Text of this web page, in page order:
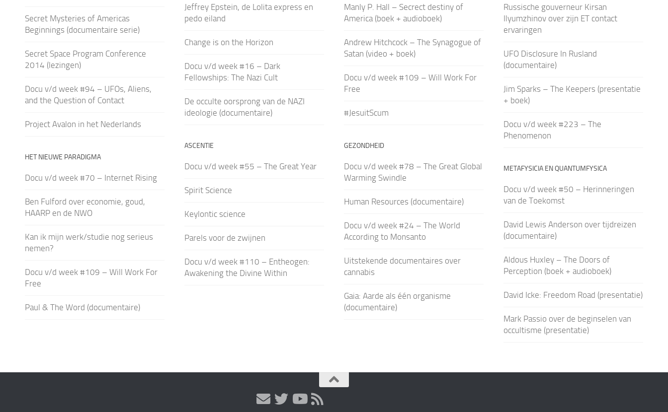
Secret Mysteries of Americas
Beginnings (documentaire serie)
Secret Space Program Conference
2014 (lezingen)
Docu v/d week #94 – UFOs, Aliens,
and the Question of Contact
Project Avalon in het Nederlands
HET NIEUWE PARADIGMA
Docu v/d week #70 – Internet Rising
Ben Fulford over economie, goud,
HAARP en de NWO
Kan ik mijn werk/studie nog serieus
nemen?
Docu v/d week #109 – Will Work For
Free
Paul & The Word (documentaire)
Jeffrey Epstein, de Lolita express en
pedo eiland
Change is on the Horizon
Docu v/d week #16 – Dark
Fellowships: The Nazi Cult
De occulte oorsprong van de NAZI
ideologie (documentaire)
ASCENTIE
Docu v/d week #55 – The Great Year
Spirit Science
Keylontic science
Parels voor de zwijnen
Docu v/d week #110 – Entheogen:
Awakening the Divine Within
Manly P. Hall – Secrect destiny of
America (boek + audioboek)
Andrew Hitchcock – The Synagogue of
Satan (video + boek)
Docu v/d week #109 – Will Work For
Free
#JesuitScum
GEZONDHEID
Docu v/d week #78 – The Great Global
Warming Swindle
Human Resources (documentaire)
Docu v/d week #24 – The World
According to Monsanto
Uitstekende documentaires over
cannabis
Gaia: Aarde als één organisme
(documentaire)
Russische gouverneur Kirsan
Ilyumzhinov over zijn ET contact
ervaringen
UFO Disclosure In Rusland
(documentaire)
Jim Sparks – The Keepers (presentatie
+ boek)
Docu v/d week #223 – The
Phenomenon
METAFYSICIA EN QUANTUMFYSICA
Docu v/d week #50 – Herinneringen
van de Toekomst
David Lewis Anderson over tijdreizen
(documentaire)
Aldous Huxley – The Doors of
Perception (boek + audioboek)
David Icke: Freedom Road (presentatie)
Mark Passio over de beginselen van
occultisme (presentatie)